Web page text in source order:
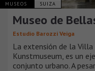
MUSEOS SUIZA
Museo de
Estudio Barozzi Veiga
La extensión de la
Kunstmuseum, es un
conjunto urbano. A